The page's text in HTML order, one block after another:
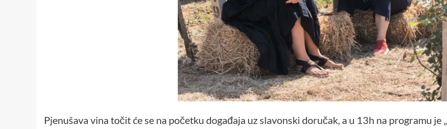
Pjenušava vina točit će se na početku događaja uz slavonski doručak, a u 13h na programu je „